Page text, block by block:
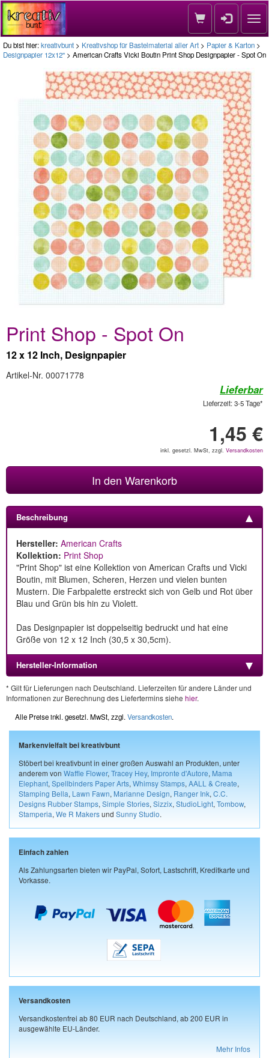
Du bist hier:kreativbunt > Kreativshop für Bastelmaterial aller Art > Papier & Karton >
Designpapier 12x12'' > American Crafts Vicki Boutin Print Shop Designpapier - Spot On
Print Shop - Spot On
12 x 12 Inch, Designpapier
Artikel-Nr. 00071778
Lieferbar
Lieferzeit: 3-5 Tage*
1,45 €
inkl. gesetzl. MwSt, zzgl. Versandkosten
In den Warenkorb
Beschreibung
Hersteller: American Crafts
Kollektion: Print Shop
"Print Shop" ist eine Kollektion von American Crafts und Vicki
Boutin, mit Blumen, Scheren, Herzen und vielen bunten
Mustern. Die Farbpalette erstreckt sich von Gelb und Rot über
Blau und Grün bis hin zu Violett.
Das Designpapier ist doppelseitig bedruckt und hat eine
Größe von 12 x 12 Inch (30,5 x 30,5cm).
Hersteller-Information
* Gilt für Lieferungen nach Deutschland. Lieferzeiten für andere Länder und
Informationen zur Berechnung des Liefertermins siehe hier.
Alle Preise inkl. gesetzl. MwSt, zzgl. Versandkosten.
Markenvielfalt bei kreativbunt
Stöbert bei kreativbunt in einer großen Auswahl an Produkten, unter
anderem von Waffle Flower, Tracey Hey, Impronte d'Autore, Mama
Elephant, Spellbinders Paper Arts, Whimsy Stamps, AALL & Create,
Stamping Bella, Lawn Fawn, Marianne Design, Ranger Ink, C.C.
Designs Rubber Stamps, Simple Stories, Sizzix, StudioLight, Tombow,
Stamperia, We R Makersund Sunny Studio.
Einfach zahlen
Als Zahlungsarten bieten wir PayPal, Sofort, Lastschrift, Kreditkarte und
Vorkasse.
Versandkosten
Versandkostenfrei ab 80 EUR nach Deutschland, ab 200 EUR in
ausgewählte EU-Länder.
Mehr Infos